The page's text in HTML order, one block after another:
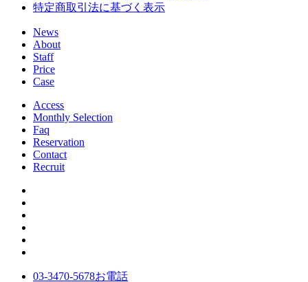
特定商取引法に基づく表示
News
About
Staff
Price
Case
Access
Monthly Selection
Faq
Reservation
Contact
Recruit
03-3470-5678お電話